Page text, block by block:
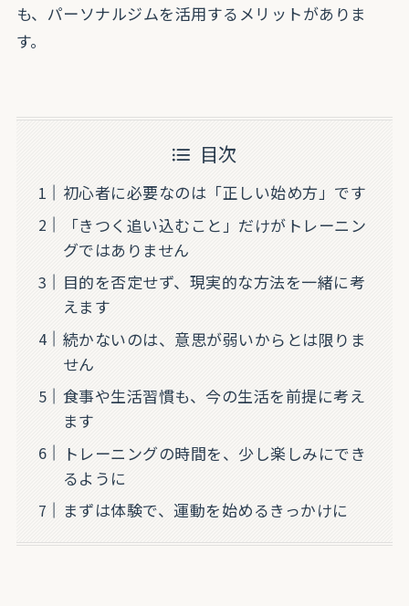
も、パーソナルジムを活用するメリットがありま
す。
目次
初心者に必要なのは「正しい始め方」です
「きつく追い込むこと」だけがトレーニン
グではありません
目的を否定せず、現実的な方法を一緒に考
えます
続かないのは、意思が弱いからとは限りま
せん
食事や生活習慣も、今の生活を前提に考え
ます
トレーニングの時間を、少し楽しみにでき
るように
まずは体験で、運動を始めるきっかけに